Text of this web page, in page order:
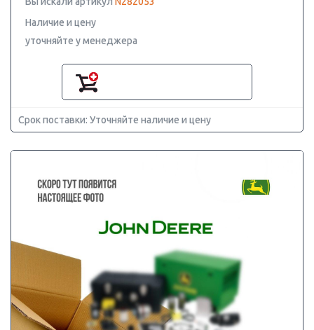
Наличие и цену
уточняйте у менеджера
Срок поставки: Уточняйте наличие и цену